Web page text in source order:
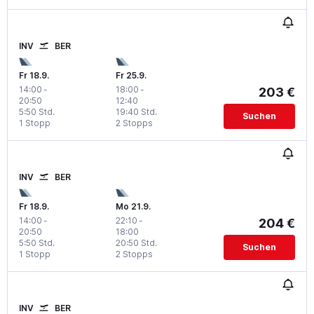
INV BER
Fr 18.9.
14:00 -
20:50
1 Stopp
5:50 Std.
Fr 25.9.
18:00 -
12:40
2 Stopps
19:40 Std.
203 €
Suchen
INV BER
Fr 18.9.
14:00 -
20:50
1 Stopp
5:50 Std.
Mo 21.9.
22:10 -
18:00
2 Stopps
20:50 Std.
204 €
Suchen
INV BER